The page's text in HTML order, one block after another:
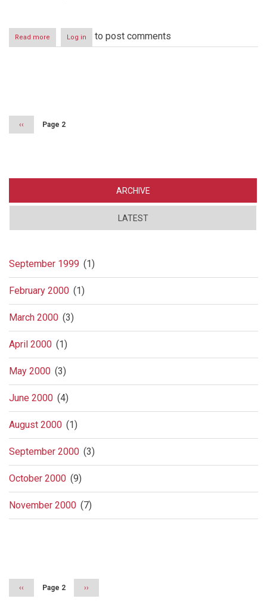
Read more about
Dommere
Log in to post comments
Previous
‹‹ Page 2
ARCHIVE
LATEST
September 1999 (1)
February 2000 (1)
March 2000 (3)
April 2000 (1)
May 2000 (3)
June 2000 (4)
August 2000 (1)
September 2000 (3)
October 2000 (9)
November 2000 (7)
Previous
‹‹ Page 2
Next
››